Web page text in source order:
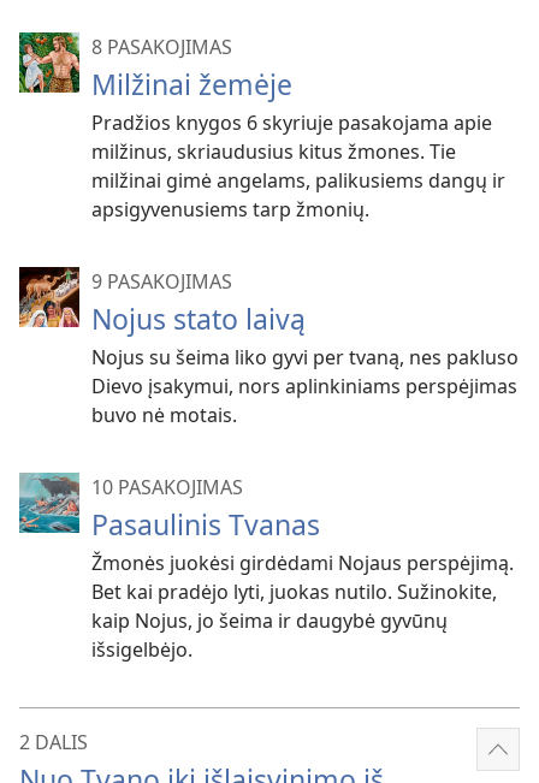
8 PASAKOJIMAS
Milžinai žemėje
Pradžios knygos 6 skyriuje pasakojama apie
milžinus, skriaudusius kitus žmones. Tie
milžinai gimė angelams, palikusiems dangų ir
apsigyvenusiems tarp žmonių.
9 PASAKOJIMAS
Nojus stato laivą
Nojus su šeima liko gyvi per tvaną, nes pakluso
Dievo įsakymui, nors aplinkiniams perspėjimas
buvo nė motais.
10 PASAKOJIMAS
Pasaulinis Tvanas
Žmonės juokėsi girdėdami Nojaus perspėjimą.
Bet kai pradėjo lyti, juokas nutilo. Sužinokite,
kaip Nojus, jo šeima ir daugybė gyvūnų
išsigelbėjo.
2 DALIS